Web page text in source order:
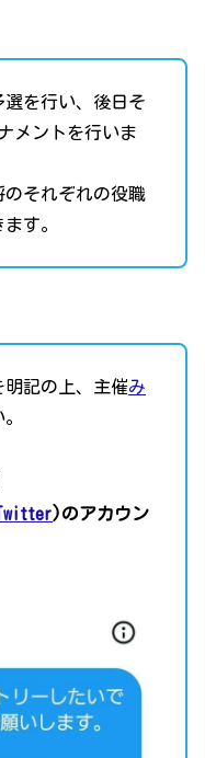
を行い、後日そ
メントを行いま
それぞれの役職
す。
明記の上、主催み
)のアカウン